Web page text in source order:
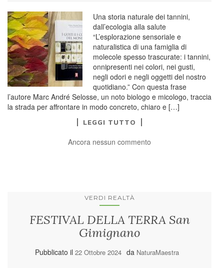
Una storia naturale dei tannini,
dall’ecologia alla salute
“L’esplorazione sensoriale e
naturalistica di una famiglia di
molecole spesso trascurate: i tannini,
onnipresenti nei colori, nei gusti,
negli odori e negli oggetti del nostro
quotidiano.” Con questa frase
l’autore Marc André Selosse, un noto biologo e micologo, traccia
la strada per affrontare in modo concreto, chiaro e […]
LEGGI TUTTO
Ancora nessun commento
VERDI REALTÀ
FESTIVAL DELLA TERRA San
Gimignano
Pubblicato il 22 Ottobre 2024 da NaturaMaestra